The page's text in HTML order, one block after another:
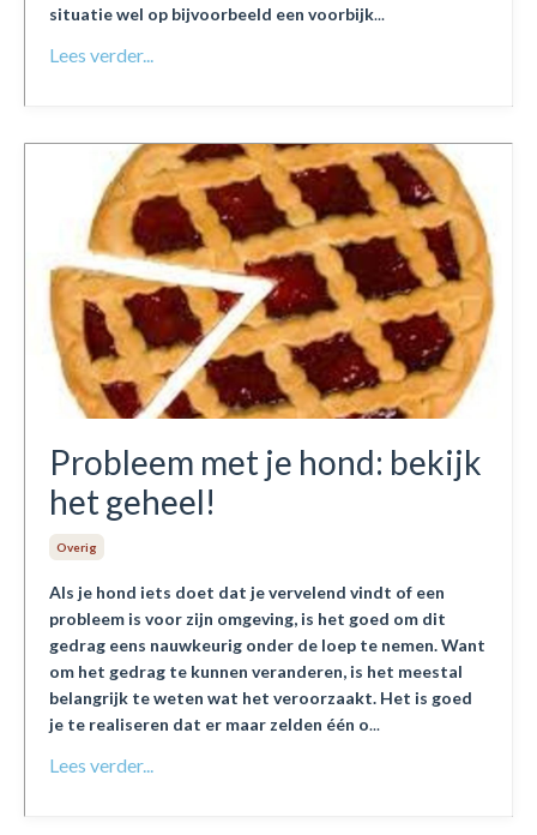
situatie wel op bijvoorbeeld een voorbijk...
Lees verder...
Probleem met je hond: bekijk
het geheel!
Overig
Als je hond iets doet dat je vervelend vindt of een
probleem is voor zijn omgeving, is het goed om dit
gedrag eens nauwkeurig onder de loep te nemen. Want
om het gedrag te kunnen veranderen, is het meestal
belangrijk te weten wat het veroorzaakt. Het is goed
je te realiseren dat er maar zelden één o...
Lees verder...